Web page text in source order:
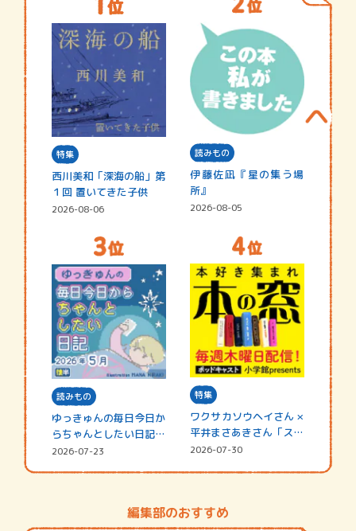
特集
西川美和「深海の船」第
１回 置いてきた子供
2026-08-06
読みもの
伊藤佐凪『星の集う場
所』
2026-08-05
読みもの
ゆっきゅんの毎日今日か
らちゃんとしたい日記
☆202…
2026-07-23
特集
ワクサカソウヘイさん ×
平井まさあきさん「スペ
シャ…
2026-07-30
編集部のおすすめ